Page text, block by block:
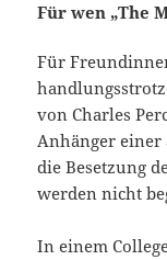
Für wen „The
Für
von Charles
Anhänger einer
die Besetzung
werden nicht
In einem